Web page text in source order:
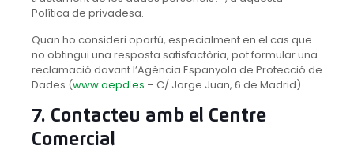
Política de privadesa.
Quan ho consideri oportú, especialment en el cas que
no obtingui una resposta satisfactòria, pot formular una
reclamació davant l’Agència Espanyola de Protecció de
Dades (www.aepd.es – C/ Jorge Juan, 6 de Madrid).
7. Contacteu amb el Centre
Comercial